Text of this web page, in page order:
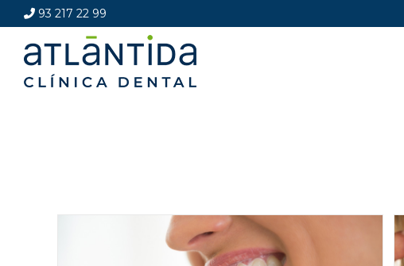
93 217 22 99